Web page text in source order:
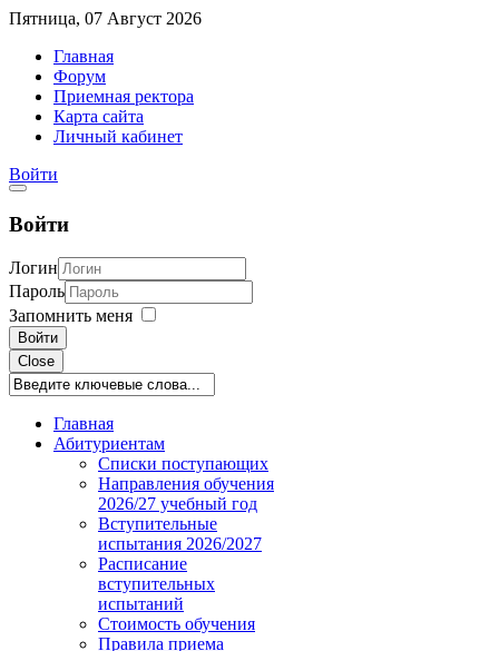
Пятница, 07 Август 2026
Главная
Форум
Приемная ректора
Карта сайта
Личный кабинет
Войти
Войти
Логин
Пароль
Запомнить меня
Войти
Close
Главная
Абитуриентам
Списки поступающих
Направления обучения
2026/27 учебный год
Вступительные
испытания 2026/2027
Расписание
вступительных
испытаний
Стоимость обучения
Правила приема